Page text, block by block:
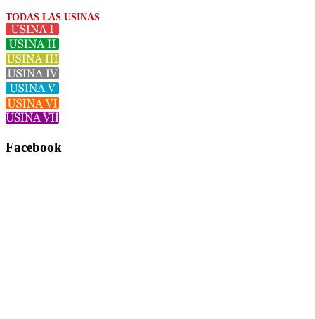
TODAS LAS USINAS
Facebook